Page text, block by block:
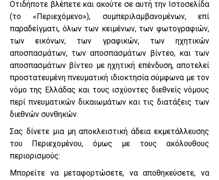
Οτιδήποτε βλέπετε και ακούτε σε αυτή την Ιστοσελίδα
(το «Περιεχόμενο»), συμπεριλαμβανομένων, επί
παραδείγματι, όλων των κειμένων, των φωτογραφιών,
των εικόνων, των γραφικών, των ηχητικών
αποσπασμάτων, των αποσπασμάτων βίντεο, και των
αποσπασμάτων βίντεο με ηχητική επένδυση, αποτελεί
προστατευμένη πνευματική ιδιοκτησία σύμφωνα με τον
νόμο της Ελλάδας και τους ισχύοντες διεθνείς νόμους
περί πνευματικών δικαιωμάτων και τις διατάξεις των
διεθνών συνθηκών.
Σας δίνετε μια μη αποκλειστική άδεια εκμετάλλευσης
του Περιεχομένου, όμως με τους ακόλουθους
περιορισμούς:
Μπορείτε να μεταφορτώσετε, να αποθηκεύσετε, να